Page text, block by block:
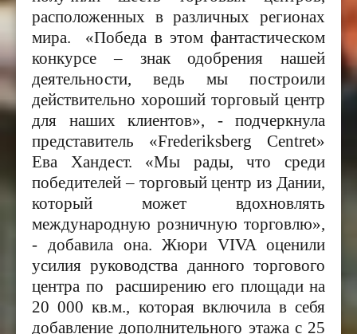
расположенных в различных регионах
мира. «Победа в этом фантастическом
конкурсе – знак одобрения нашей
деятельности, ведь мы построили
действительно хороший торговый центр
для наших клиентов», - подчеркнула
представитель «Frederiksberg Centret»
Ева Хандест. «Мы рады, что среди
победителей – торговый центр из Дании,
который может вдохновлять
международную розничную торговлю»,
- добавила она. ЖюриVIVAоценили
усилия руководства данного торгового
центра по расширению его площади на
20 000 кв.м., которая включила в себя
добавление дополнительного этажа с 25